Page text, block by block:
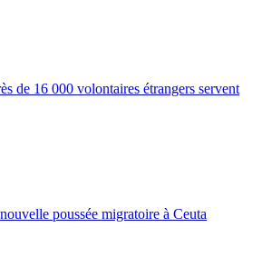
de 16 000 volontaires étrangers servent
poussée migratoire à Ceuta